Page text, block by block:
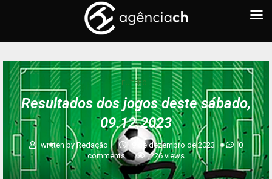
FUTEBOL
Resultados dos jogos deste sábado,
09.12.2023
written byRedação 9 de dezembro de 2023
0
comments
226 views